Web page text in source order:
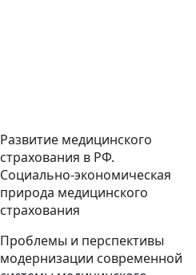
Развитие медицинского
страхования в РФ.
Социально-экономическая
природа медицинского
страхования
Проблемы и перспективы
модернизации современной